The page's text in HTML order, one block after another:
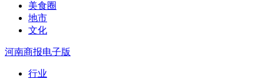
美食圈
地市
文化
河南商报电子版
行业